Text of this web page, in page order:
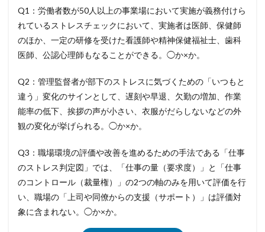
Q1：労働者数が50人以上の事業場において実施が義務付けら
れているストレスチェックにおいて、実施者は医師、保健師
のほか、一定の研修を受けた看護師や精神保健福祉士、歯科
医師、公認心理師もなることができる。◯か×か。
Q2：管理監督者が部下のストレスに気づくための「いつもと
違う」変化のサインとして、遅刻や早退、欠勤の増加、作業
能率の低下、挨拶の声が小さい、衣服がだらしないなどの外
観の変化が挙げられる。◯か×か。
Q3：職場環境の評価や改善を進めるための手法である「仕事
のストレス判定図」では、「仕事の量（要求度）」と「仕事
のコントロール（裁量権）」の2つの軸のみを用いて評価を行
い、職場の「上司や同僚からの支援（サポート）」は評価対
象に含まれない。◯か×か。